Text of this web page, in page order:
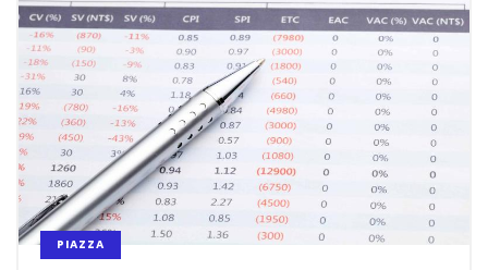
PIAZZA